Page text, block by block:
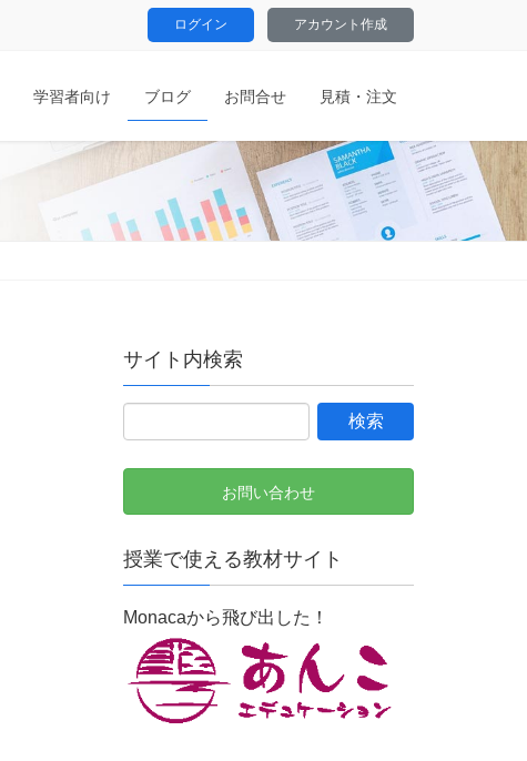
ログイン アカウント作成
学習者向け ブログ お問合せ 見積・注文
サイト内検索
お問い合わせ
授業で使える教材サイト
Monacaから飛び出した！